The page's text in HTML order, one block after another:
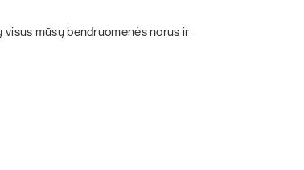
mūsų bendruomenės norus ir